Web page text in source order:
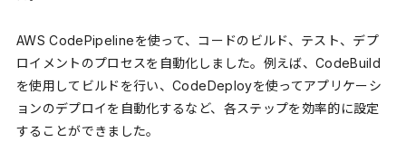
AWS CodePipelineを使って、コードのビルド、テスト、デプ
ロイメントのプロセスを自動化しました。例えば、CodeBuild
を使用してビルドを行い、CodeDeployを使ってアプリケーシ
ョンのデプロイを自動化するなど、各ステップを効率的に設定
することができました。